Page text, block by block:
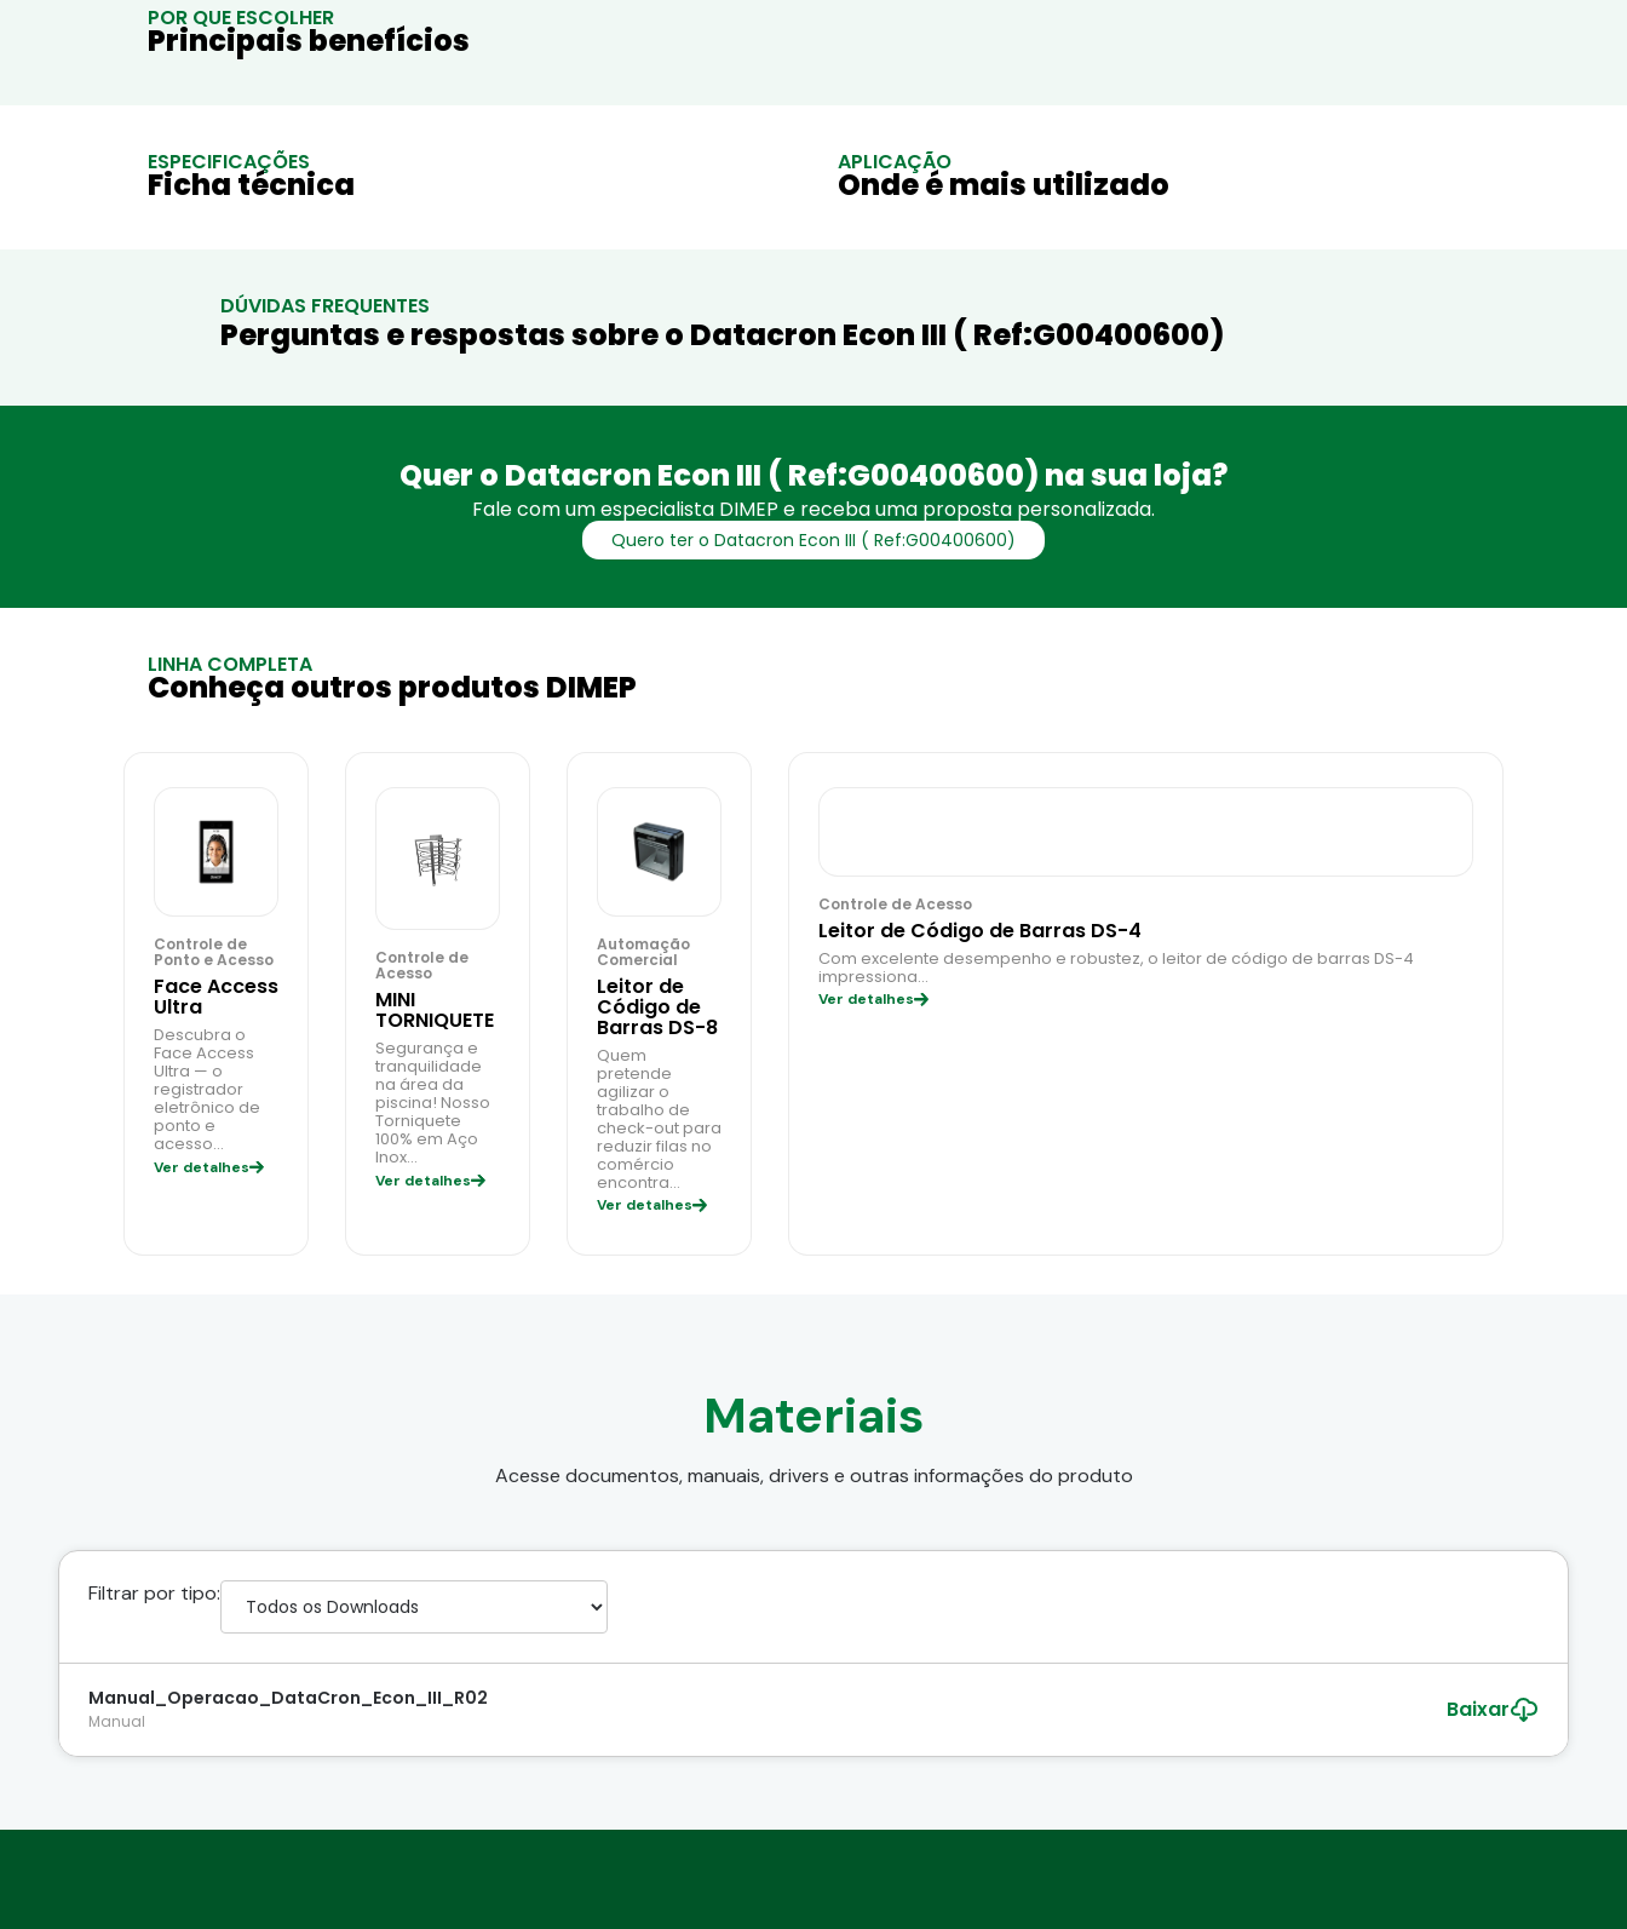
POR QUE ESCOLHER
Principais benefícios
ESPECIFICAÇÕES
Ficha técnica
APLICAÇÃO
Onde é mais utilizado
DÚVIDAS FREQUENTES
Perguntas e respostas sobre o Datacron Econ III ( Ref:G00400600)
Quer o Datacron Econ III ( Ref:G00400600) na sua loja?
Fale com um especialista DIMEP e receba uma proposta personalizada.
Quero ter o Datacron Econ III ( Ref:G00400600)
LINHA COMPLETA
Conheça outros produtos DIMEP
Controle de
Ponto e Acesso
Face Access
Ultra
Descubra o
Face Access
Ultra — o
registrador
eletrônico de
ponto e
acesso…
Ver detalhes
Controle de
Acesso
MINI
TORNIQUETE
Segurança e
tranquilidade
na área da
piscina! Nosso
Torniquete
100% em Aço
Inox…
Ver detalhes
Automação
Comercial
Leitor de
Código de
Barras DS-8
Quem
pretende
agilizar o
trabalho de
check-out para
reduzir filas no
comércio
encontra…
Ver detalhes
Controle de Acesso
Leitor de Código de Barras DS-4
Com excelente desempenho e robustez, o leitor de código de barras DS-4
impressiona…
Ver detalhes
Materiais
Acesse documentos, manuais, drivers e outras informações do produto
Filtrar por tipo:
Manual_Operacao_DataCron_Econ_III_R02
Manual Baixar